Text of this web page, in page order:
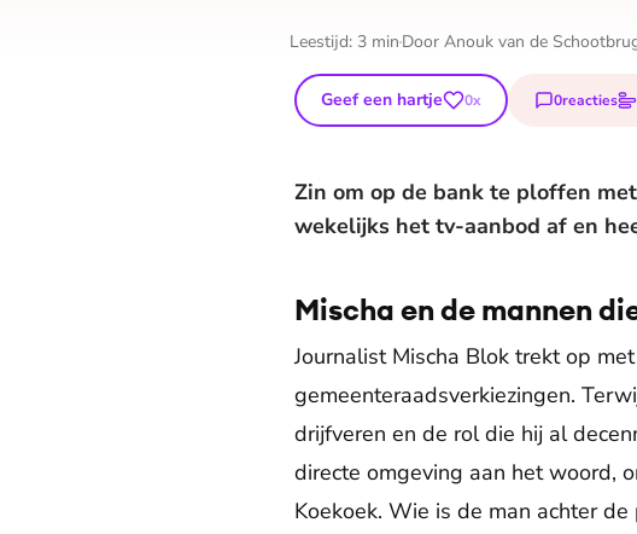
Leestijd: 3 min Door Anouk van de
Geef een hartje 0x 0reacties
Zin om op de bank te ploffen
wekelijks het tv-aanbod af en
Mischa en de mannen
Journalist Mischa Blok trekt op
gemeenteraadsverkiezingen.
drijfveren en de rol die hij al
directe omgeving aan het woord,
Koekoek. Wie is de man achter de